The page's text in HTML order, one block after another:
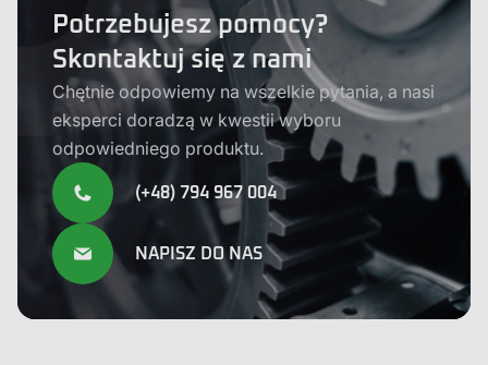
Potrzebujesz pomocy?
Skontaktuj się z nami
Chętnie odpowiemy na wszelkie pytania, a nasi
eksperci doradzą w kwestii wyboru
odpowiedniego produktu.
(+48) 794 967 004
NAPISZ DO NAS